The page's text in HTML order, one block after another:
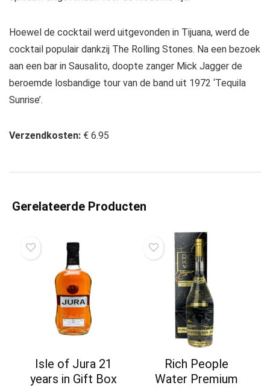
Hoewel de cocktail werd uitgevonden in Tijuana, werd de
cocktail populair dankzij The Rolling Stones. Na een bezoek
aan een bar in Sausalito, doopte zanger Mick Jagger de
beroemde losbandige tour van de band uit 1972 ‘Tequila
Sunrise’.
Verzendkosten: € 6.95
Gerelateerde Producten
Isle of Jura 21
years in Gift Box
Rich People
Water Premium